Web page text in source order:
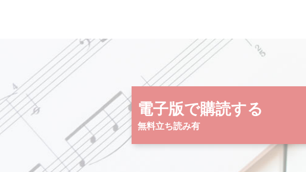
電子版で購読する
無料立ち読み有